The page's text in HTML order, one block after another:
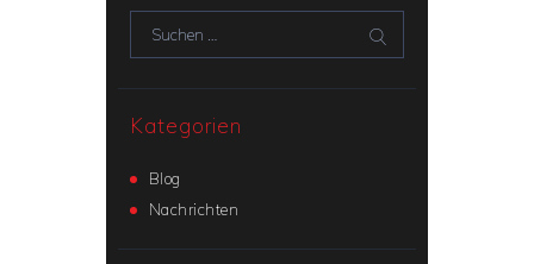
Kategorien
Blog
Nachrichten